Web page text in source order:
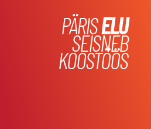
PÄRISELU
SEISNEB
KOOSTÖÖS